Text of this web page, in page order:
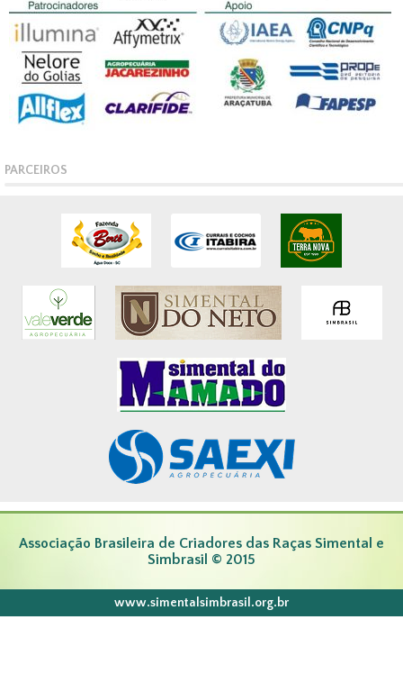
PARCEIROS
Associação Brasileira de Criadores das Raças Simental e
Simbrasil © 2015
www.simentalsimbrasil.org.br